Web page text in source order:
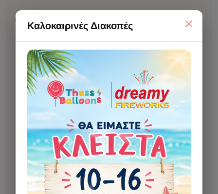
Χρόνος & διαδικασία
από την έγκριση του προσχεδίου.
1 Κάνετε την παραγγελία σας.
2
Σας στέλνουμε προσχέδιο για έγκριση πριν το
δώσουμε για εκτύπωση. Η αποστολή γίνεται στο
Viber ή, αν δεν υπάρχει, στο email.
Μετά την έγκριση, το δίνουμε για εκτύπωση.
Μόλις το έχουμε στο κατάστημα και είναι έτοιμο για
παραλαβή ή αποστολή, θα λάβετε αυτόματο email
ολοκλήρωσης.
Αν οι οδηγίες αλλάζουν σημαντικά το τελικό
αποτέλεσμα σε σχέση με το αρχικό σχέδιο, μπορεί
Καλοκαιρινές Διακοπές